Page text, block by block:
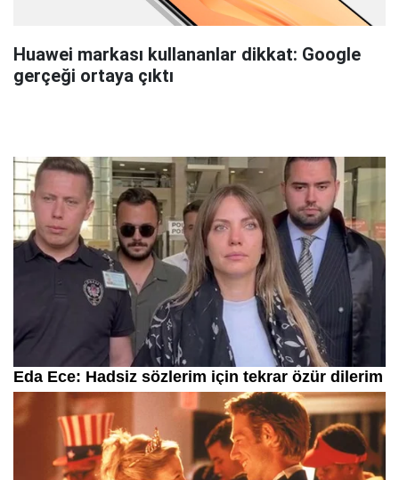
Huawei markası kullananlar dikkat: Google
gerçeği ortaya çıktı